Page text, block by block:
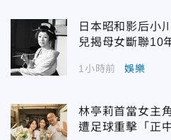
日本昭和影后小
兒揭母女斷聯10
1小時前 娛樂
林亭莉首當女主
遭足球重擊「正